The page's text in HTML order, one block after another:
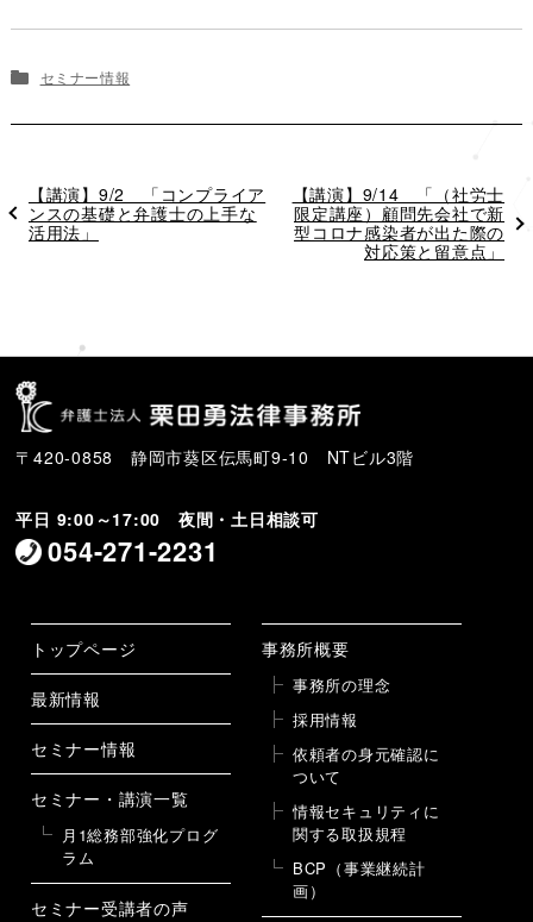
セミナー情報
過
去
の
【講演】9/2 「コンプライア
ンスの基礎と弁護士の上手な
活用法」
次
の
投
【講演】9/14 「（社労士
限定講座）顧問先会社で新
型コロナ感染者が出た際の
対応策と留意点」
〒420-0858 静岡市葵区伝馬町9-10 NTビル3階
平日 9:00～17:00 夜間・土日相談可
054-271-2231
トップページ
最新情報
セミナー情報
セミナー・講演一覧
月1総務部強化プログ
ラム
セミナー受講者の声
事務所概要
事務所の理念
採用情報
依頼者の身元確認に
ついて
情報セキュリティに
関する取扱規程
BCP（事業継続計
画）